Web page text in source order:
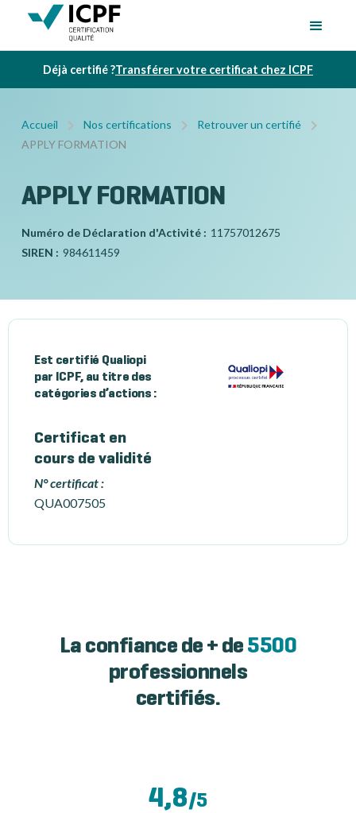
Déjà certifié ?Transférer votre certificat chez ICPF
Accueil Nos certifications
Retrouver un certifié
APPLY FORMATION
APPLY FORMATION
Numéro de Déclaration d'Activité : 11757012675
SIREN : 984611459
Est certifié Qualiopi
par ICPF, au titre des
catégories d’actions :
Certificat en
cours de validité
N° certificat :
QUA007505
La confiance de + de 5500
professionnels
certifiés.
4,8/5